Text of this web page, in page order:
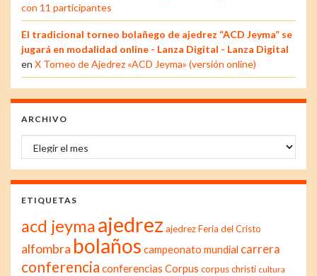
con 11 participantes
El tradicional torneo bolañego de ajedrez “ACD Jeyma” se
jugará en modalidad online - Lanza Digital - Lanza Digital
en X Torneo de Ajedrez «ACD Jeyma» (versión online)
ARCHIVO
Archivo
ETIQUETAS
acd jeymaajedrez ajedrez Feria del Cristo
alfombra bolaños campeonato mundial carrera
conferencia conferencias Corpus corpus christi cultura